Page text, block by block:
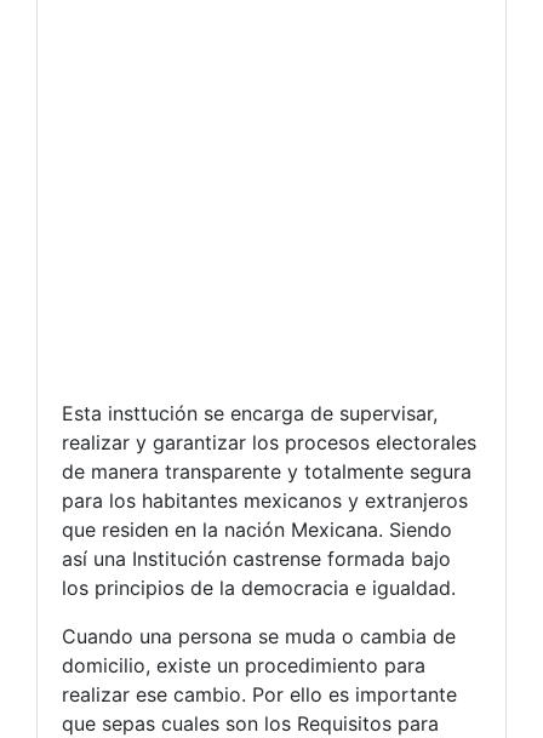
Esta insttución se encarga de supervisar,
realizar y garantizar los procesos electorales
de manera transparente y totalmente segura
para los habitantes mexicanos y extranjeros
que residen en la nación Mexicana. Siendo
así una Institución castrense formada bajo
los principios de la democracia e igualdad.
Cuando una persona se muda o cambia de
domicilio, existe un procedimiento para
realizar ese cambio. Por ello es importante
que sepas cuales son los Requisitos para